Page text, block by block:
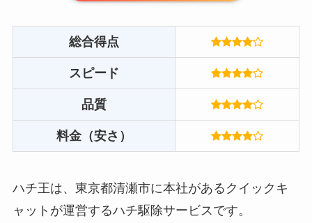
総合得点
スピード
品質
料金（安さ）
ハチ王は、東京都清瀬市に本社があるクイックキ
ャットが運営するハチ駆除サービスです。